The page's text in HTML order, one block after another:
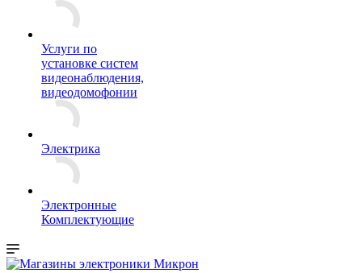
Услуги по
установке систем
видеонаблюдения,
видеодомофонии
Электрика
Электронные
Комплектующие